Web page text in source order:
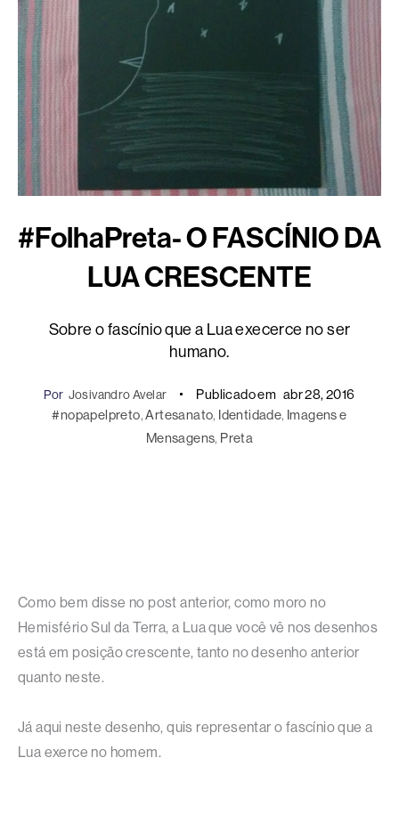
#FolhaPreta- O FASCÍNIO DA
LUA CRESCENTE
Sobre o fascínio que a Lua execerce no ser
humano.
Por Josivandro Avelar Publicado em abr 28, 2016
#nopapelpreto, Artesanato, Identidade, Imagens e
Mensagens, Preta
Como bem disse no post anterior, como moro no
Hemisfério Sul da Terra, a Lua que você vê nos desenhos
está em posição crescente, tanto no desenho anterior
quanto neste.
Já aqui neste desenho, quis representar o fascínio que a
Lua exerce no homem.